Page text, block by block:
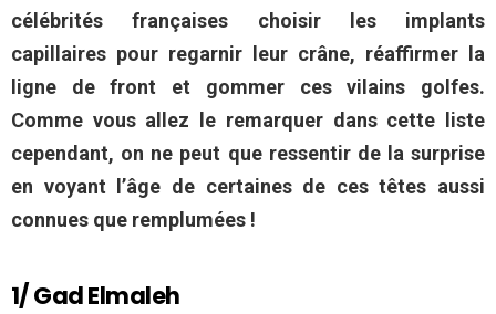
célébrités françaises choisir les implants
capillaires pour regarnir leur crâne, réaffirmer la
ligne de front et gommer ces vilains golfes.
Comme vous allez le remarquer dans cette liste
cependant, on ne peut que ressentir de la surprise
en voyant l’âge de certaines de ces têtes aussi
connues que remplumées !
1/ Gad Elmaleh